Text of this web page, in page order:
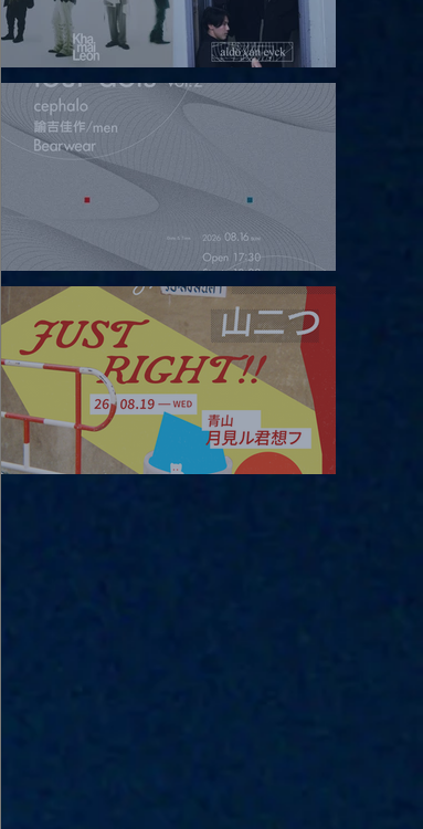
2026.08.15 |【観覧】昼）月見ルpre.『POLYHEDRON』
2026.08.16 |【観覧】夜）four dots vol.2